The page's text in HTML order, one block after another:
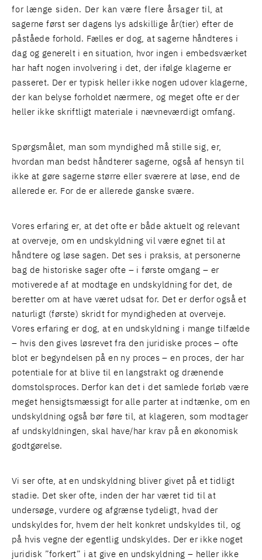
for længe siden. Der kan være flere årsager til, at
sagerne først ser dagens lys adskillige år(tier) efter de
påståede forhold. Fælles er dog, at sagerne håndteres i
dag og generelt i en situation, hvor ingen i embedsværket
har haft nogen involvering i det, der ifølge klagerne er
passeret. Der er typisk heller ikke nogen udover klagerne,
der kan belyse forholdet nærmere, og meget ofte er der
heller ikke skriftligt materiale i nævneværdigt omfang.
Spørgsmålet, man som myndighed må stille sig, er,
hvordan man bedst håndterer sagerne, også af hensyn til
ikke at gøre sagerne større eller sværere at løse, end de
allerede er. For de er allerede ganske svære.
Vores erfaring er, at det ofte er både aktuelt og relevant
at overveje, om en undskyldning vil være egnet til at
håndtere og løse sagen. Det ses i praksis, at personerne
bag de historiske sager ofte – i første omgang – er
motiverede af at modtage en undskyldning for det, de
beretter om at have været udsat for. Det er derfor også et
naturligt (første) skridt for myndigheden at overveje.
Vores erfaring er dog, at en undskyldning i mange tilfælde
– hvis den gives løsrevet fra den juridiske proces – ofte
blot er begyndelsen på en ny proces – en proces, der har
potentiale for at blive til en langstrakt og drænende
domstolsproces. Derfor kan det i det samlede forløb være
meget hensigtsmæssigt for alle parter at indtænke, om en
undskyldning også bør føre til, at klageren, som modtager
af undskyldningen, skal have/har krav på en økonomisk
godtgørelse.
Vi ser ofte, at en undskyldning bliver givet på et tidligt
stadie. Det sker ofte, inden der har været tid til at
undersøge, vurdere og afgrænse tydeligt, hvad der
undskyldes for, hvem der helt konkret undskyldes til, og
på hvis vegne der egentlig undskyldes. Der er ikke noget
juridisk ”forkert” i at give en undskyldning – heller ikke